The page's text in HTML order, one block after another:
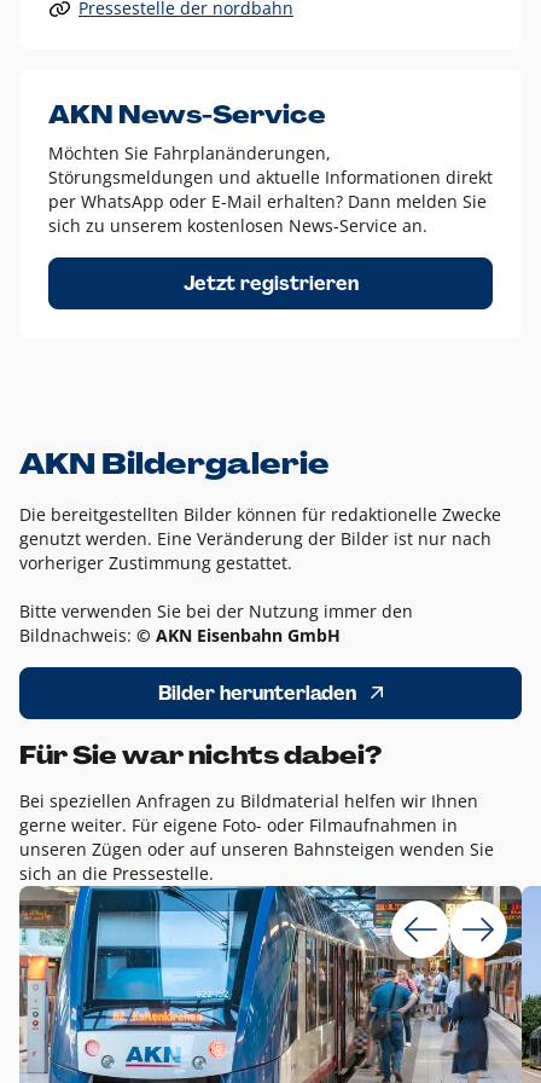
Alle anderen Logo-Varianten dürfen nur in Ausnahmefällen
Diese Ausnahmen sind zum Beispiel:
dem AKN Blau,
weißes Logo auf Fotohintergründen,
schwarzes Logo für reine Schwarz-Weiß-Umsetzungen
Um das Logo herum muss ein Schutzraum von jeweils einer
Höhe bzw. Breite des N aus AKN in alle Richtungen
Pressestelle der nordbahn
AKN News-Service
Möchten Sie Fahrplanänderungen,
Störungsmeldungen und aktuelle Informationen direkt
per WhatsApp oder E-Mail erhalten? Dann melden Sie
sich zu unserem kostenlosen News-Service an.
Jetzt registrieren
AKN Bildergalerie
Die bereitgestellten Bilder können für redaktionelle Zwecke
genutzt werden. Eine Veränderung der Bilder ist nur nach
vorheriger Zustimmung gestattet.
Bitte verwenden Sie bei der Nutzung immer den
Bildnachweis: © AKN Eisenbahn GmbH
Bilder herunterladen
Für Sie war nichts dabei?
Bei speziellen Anfragen zu Bildmaterial helfen wir Ihnen
gerne weiter. Für eigene Foto- oder Filmaufnahmen in
unseren Zügen oder auf unseren Bahnsteigen wenden Sie
sich an die Pressestelle.